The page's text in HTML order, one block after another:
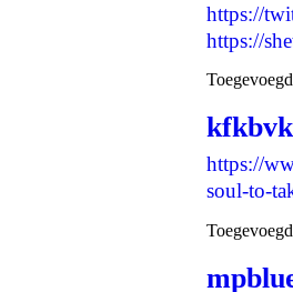
https://
https://
https://
soul-to-